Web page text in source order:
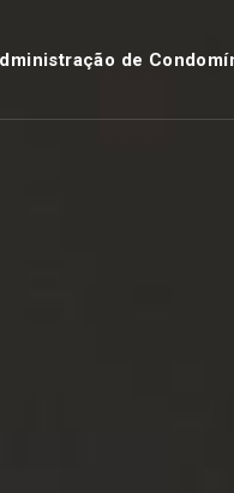
de